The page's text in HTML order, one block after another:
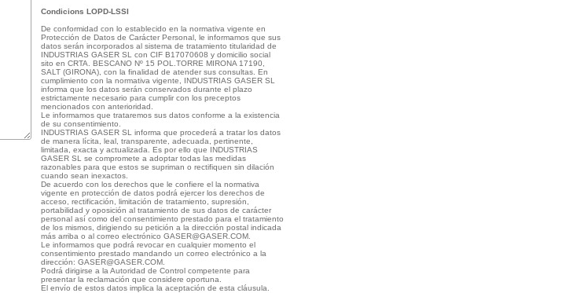
Condicions LOPD-LSSI
De conformidad con lo establecido en la normativa vigente en
Protección de Datos de Carácter Personal, le informamos que sus
datos serán incorporados al sistema de tratamiento titularidad de
INDUSTRIAS GASER SL con CIF B17070608 y domicilio social
sito en CRTA. BESCANO Nº 15 POL.TORRE MIRONA 17190,
SALT (GIRONA), con la finalidad de atender sus consultas. En
cumplimiento con la normativa vigente, INDUSTRIAS GASER SL
informa que los datos serán conservados durante el plazo
estrictamente necesario para cumplir con los preceptos
mencionados con anterioridad.
Le informamos que trataremos sus datos conforme a la existencia
de su consentimiento.
INDUSTRIAS GASER SL informa que procederá a tratar los datos
de manera lícita, leal, transparente, adecuada, pertinente,
limitada, exacta y actualizada. Es por ello que INDUSTRIAS
GASER SL se compromete a adoptar todas las medidas
razonables para que estos se supriman o rectifiquen sin dilación
cuando sean inexactos.
De acuerdo con los derechos que le confiere el la normativa
vigente en protección de datos podrá ejercer los derechos de
acceso, rectificación, limitación de tratamiento, supresión,
portabilidad y oposición al tratamiento de sus datos de carácter
personal así como del consentimiento prestado para el tratamiento
de los mismos, dirigiendo su petición a la dirección postal indicada
más arriba o al correo electrónico GASER@GASER.COM.
Le informamos que podrá revocar en cualquier momento el
consentimiento prestado mandando un correo electrónico a la
dirección: GASER@GASER.COM.
Podrá dirigirse a la Autoridad de Control competente para
presentar la reclamación que considere oportuna.
El envío de estos datos implica la aceptación de esta cláusula.